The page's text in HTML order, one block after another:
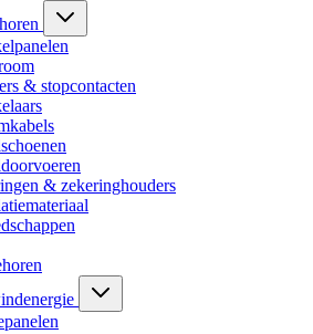
& stopcontacten
& zekeringhouders